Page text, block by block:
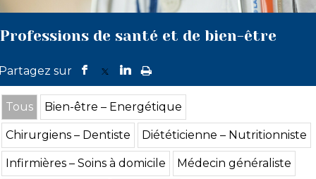
Professions de santé et de bien-être
Tous Bien-être – Energétique
Chirurgiens – Dentiste Diététicienne – Nutritionniste
Infirmières – Soins à domicile Médecin généraliste